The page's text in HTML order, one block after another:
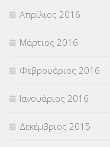
Απρίλιος 2016
Μάρτιος 2016
Φεβρουάριος 2016
Ιανουάριος 2016
Δεκέμβριος 2015